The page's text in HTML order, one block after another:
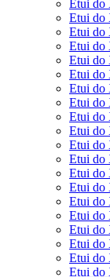
Etui do
Etui do
Etui do
Etui do
Etui do
Etui do
Etui do
Etui do
Etui do
Etui do
Etui do
Etui do
Etui do
Etui do
Etui do
Etui do
Etui do
Etui do
Etui do
Etui do